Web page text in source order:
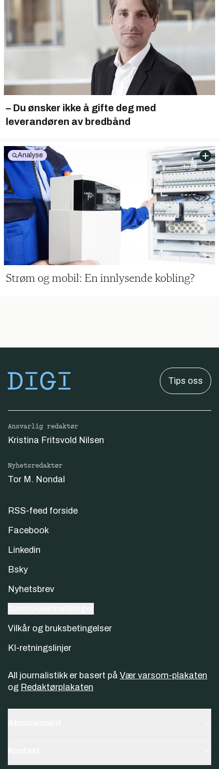
– Du ønsker ikke å gifte deg med
leverandøren av bredbånd
Analyse
Strøm og mobil: En innlysende kobling?
Tips oss
Ansvarlig redaktør
Kristina Fritsvold Nilsen
Nyhetsredaktør
Tor M. Nondal
RSS-feed forside
Facebook
Linkedin
Bsky
Nyhetsbrev
Vilkår og bruksbetingelser
KI-retningslinjer
All journalistikk er basert på Vær varsom-plakaten
og Redaktørplakaten